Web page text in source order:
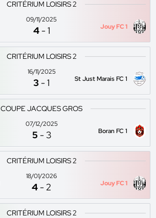
CRITÉRIUM LOISIRS 2
09/11/2025
4 -1 Jouy FC 1
CRITÉRIUM LOISIRS 2
16/11/2025
3 -1 St Just Marais FC 1
COUPE JACQUES GROS
07/12/2025
5 - 3 Boran FC 1
CRITÉRIUM LOISIRS 2
18/01/2026
4 -2 Jouy FC 1
CRITÉRIUM LOISIRS 2